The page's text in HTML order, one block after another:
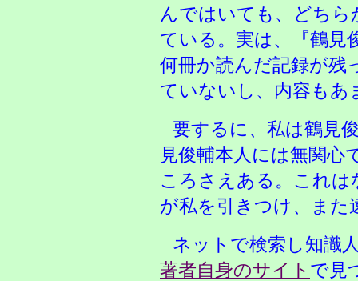
んではいても、どち
ている。実は、『鶴見
何冊か読んだ記録が残
ていないし、内容もあ
要するに、私は鶴見
見俊輔本人には無関心
ころさえある。これは
が私を引きつけ、ま
ネットで検索し知識
著者自身のサイト で見